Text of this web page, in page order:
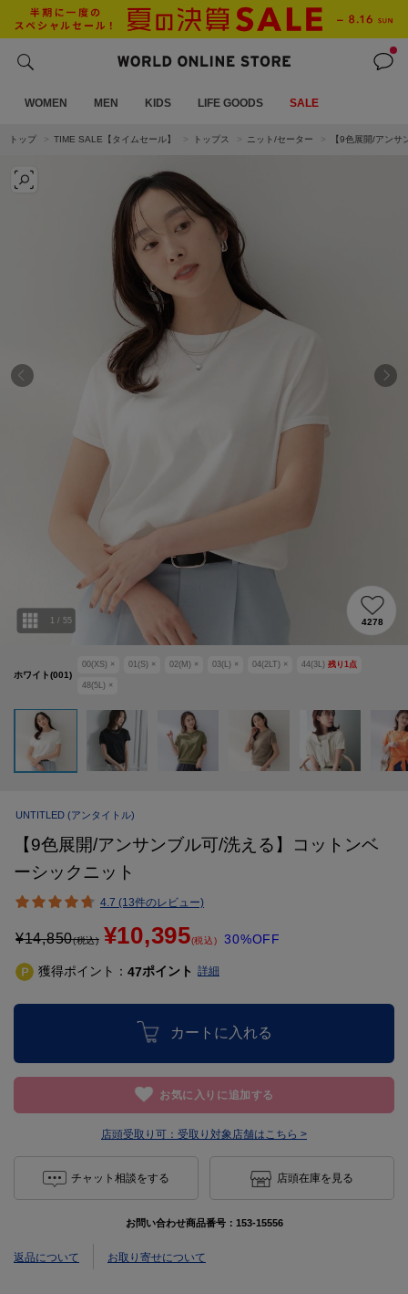
WOMEN MEN KIDS LIFE GOODS SALE
トップ TIME SALE【タイムセール】 トップス ニット/セーター 【9色展開/アン
ホワイト(001)
00(XS) × 01(S) × 02(M) × 03(L) × 04(2LT) × 44(3L) 残り 1点
48(5L) ×
1 / 55 4278
UNTITLED (アンタイトル)
【9色展開/アンサンブル可/洗える】コットンベ
ーシックニット
4.7 (13件のレビュー)
¥14,850(税込) ¥10,395(税込) 30%OFF
獲得ポイント： 47ポイント 詳細
カートに入れる
お気に入りに追加する
店頭受取り可： 受取り対象店舗はこちら >
チャット相談をする 店頭在庫を見る
お問い合わせ商品番号： 153-15556
返品について お取り寄せについて